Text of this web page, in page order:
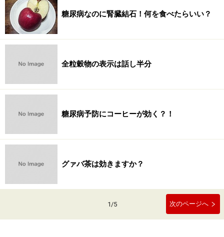
糖尿病なのに腎臓結石！何を食べたらいい？
全粒穀物の表示は話し半分
糖尿病予防にコーヒーが効く？！
グァバ茶は効きますか？
1/5 次のページへ